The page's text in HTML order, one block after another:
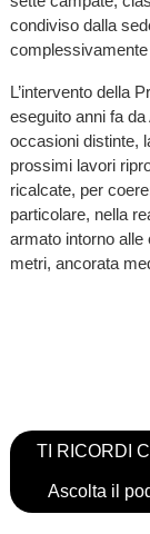
condiviso dalla
L’intervento della
eseguito anni fa
occasioni distinte,
prossimi lavori
ricalcate, per
particolare, nella
armato intorno alle
metri, ancorata
TI RICORDI
Ascolta il